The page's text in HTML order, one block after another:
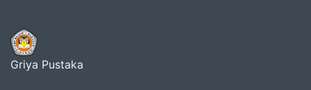
Griya Pustaka